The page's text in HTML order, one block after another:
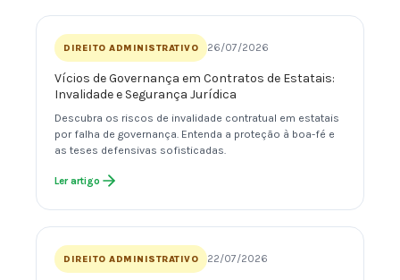
DIREITO ADMINISTRATIVO 26/07/2026
Vícios de Governança em Contratos de Estatais:
Invalidade e Segurança Jurídica
Descubra os riscos de invalidade contratual em estatais
por falha de governança. Entenda a proteção à boa-fé e
as teses defensivas sofisticadas.
Ler artigo
DIREITO ADMINISTRATIVO 22/07/2026